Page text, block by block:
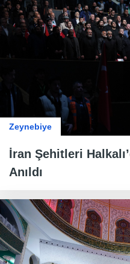
Zeynebiye
İran Şehitleri
Anıldı